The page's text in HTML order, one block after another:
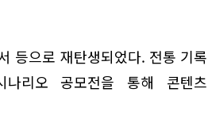
등으로 재탄생되었다. 전통 기록
리오 공모전을 통해 콘텐츠